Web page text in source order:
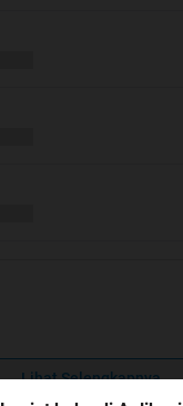
Lihat Selengkapnya